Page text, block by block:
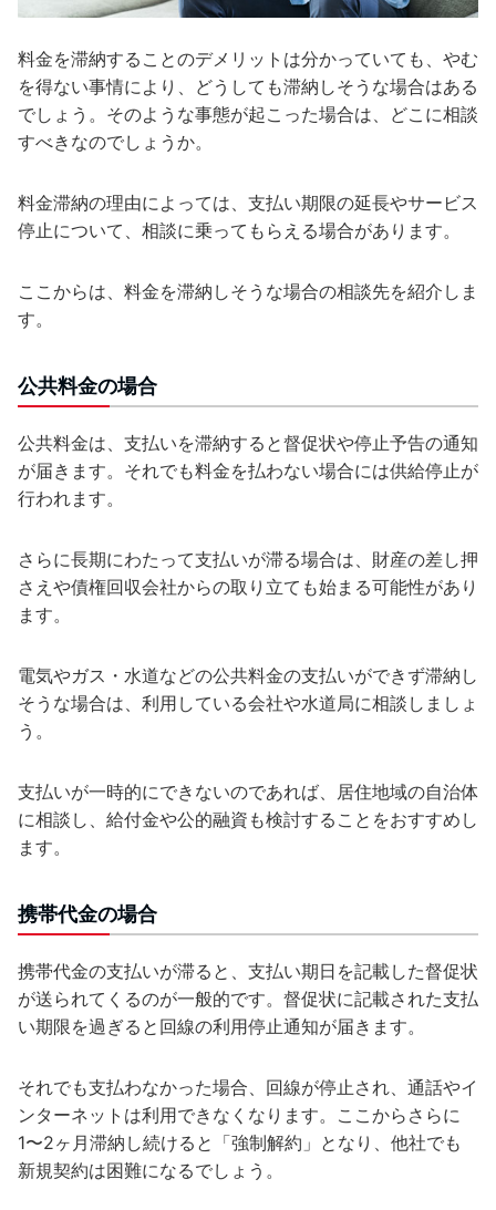
料金を滞納することのデメリットは分かっていても、やむ
を得ない事情により、どうしても滞納しそうな場合はある
でしょう。そのような事態が起こった場合は、どこに相談
すべきなのでしょうか。
料金滞納の理由によっては、支払い期限の延長やサービス
停止について、相談に乗ってもらえる場合があります。
ここからは、料金を滞納しそうな場合の相談先を紹介しま
す。
公共料金の場合
公共料金は、支払いを滞納すると督促状や停止予告の通知
が届きます。それでも料金を払わない場合には供給停止が
行われます。
さらに長期にわたって支払いが滞る場合は、財産の差し押
さえや債権回収会社からの取り立ても始まる可能性があり
ます。
電気やガス・水道などの公共料金の支払いができず滞納し
そうな場合は、利用している会社や水道局に相談しましょ
う。
支払いが一時的にできないのであれば、居住地域の自治体
に相談し、給付金や公的融資も検討することをおすすめし
ます。
携帯代金の場合
携帯代金の支払いが滞ると、支払い期日を記載した督促状
が送られてくるのが一般的です。督促状に記載された支払
い期限を過ぎると回線の利用停止通知が届きます。
それでも支払わなかった場合、回線が停止され、通話やイ
ンターネットは利用できなくなります。ここからさらに
1〜2ヶ月滞納し続けると「強制解約」となり、他社でも
新規契約は困難になるでしょう。